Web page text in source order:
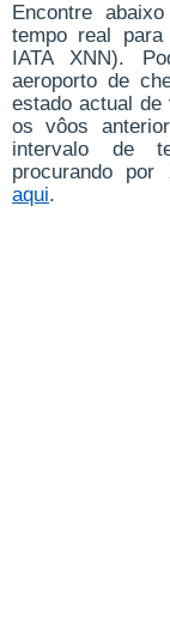
Encontre
tempo real
IATA XNN).
aeroporto de
estado actual
os vôos
intervalo de
procurando por
aqui.